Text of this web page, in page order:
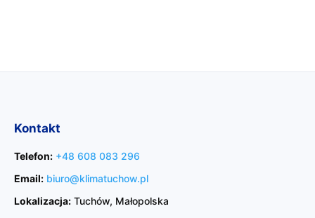
Kontakt
Telefon: +48 608 083 296
Email: biuro@klimatuchow.pl
Lokalizacja: Tuchów, Małopolska